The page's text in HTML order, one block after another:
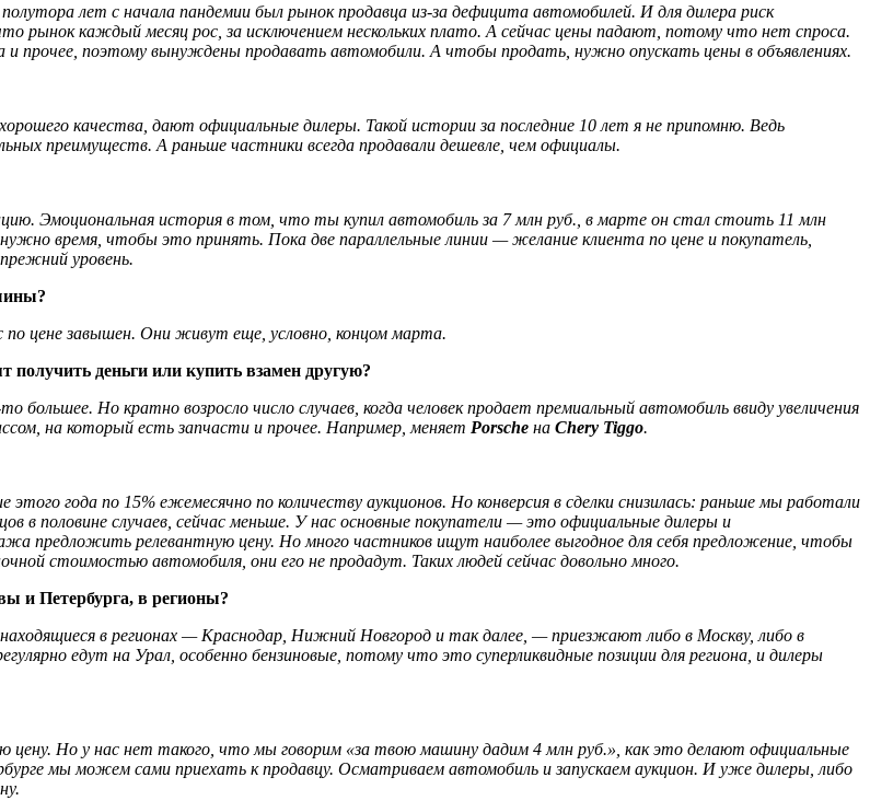
лет с начала пандемии был рынок продавца из-за дефицита автомобилей. И для дилера риск
рынок каждый месяц рос, за исключением нескольких плато. А сейчас цены падают, потому что нет спроса.
и прочее, поэтому вынуждены продавать автомобили. А чтобы продать, нужно опускать цены в объявлениях.
качества, дают официальные дилеры. Такой истории за последние 10 лет я не припомню. Ведь
преимуществ. А раньше частники всегда продавали дешевле, чем официалы.
Эмоциональная история в том, что ты купил автомобиль за 7 млн руб., в марте он стал стоить 11 млн
время, чтобы это принять. Пока две параллельные линии — желание клиента по цене и покупатель,
уровень.
цене завышен. Они живут еще, условно, концом марта.
деньги или купить взамен другую?
Но кратно возросло число случаев, когда человек продает премиальный автомобиль ввиду увеличения
на который есть запчасти и прочее. Например, меняет Porsche на Chery Tiggo.
года по 15% ежемесячно по количеству аукционов. Но конверсия в сделки снизилась: раньше мы работали
в половине случаев, сейчас меньше. У нас основные покупатели — это официальные дилеры и
предложить релевантную цену. Но много частников ищут наиболее выгодное для себя предложение, чтобы
стоимостью автомобиля, они его не продадут. Таких людей сейчас довольно много.
и Петербурга, в регионы?
в регионах — Краснодар, Нижний Новгород и так далее, — приезжают либо в Москву, либо в
едут на Урал, особенно бензиновые, потому что это суперликвидные позиции для региона, и дилеры
цену. Но у нас нет такого, что мы говорим «за твою машину дадим 4 млн руб.», как это делают официальные
мы можем сами приехать к продавцу. Осматриваем автомобиль и запускаем аукцион. И уже дилеры, либо